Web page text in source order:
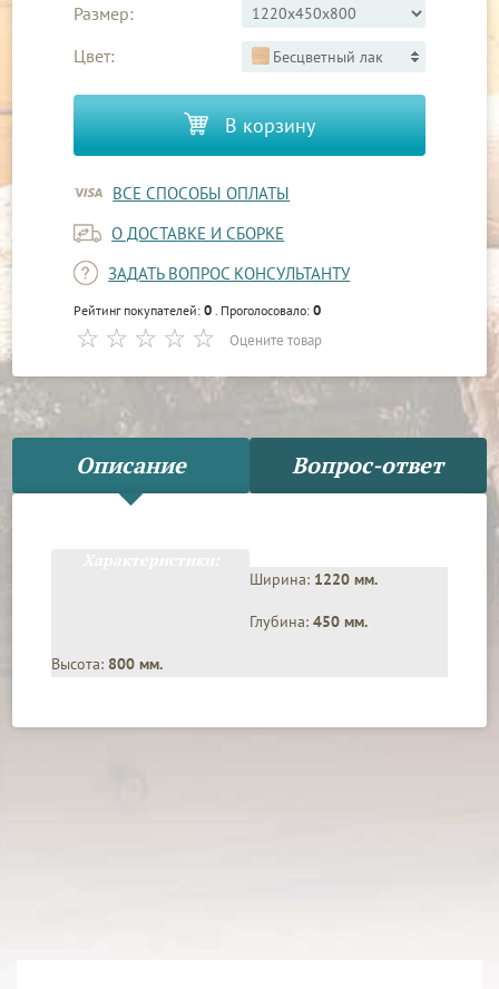
Размер:
Цвет:
Бесцветный лак
В корзину
ВСЕ СПОСОБЫ ОПЛАТЫ
О ДОСТАВКЕ И СБОРКЕ
ЗАДАТЬ ВОПРОС КОНСУЛЬТАНТУ
Рейтинг покупателей:0 . Проголосовало:0
Оцените товар
Описание Вопрос-ответ
Ширина: 1220 мм.
Глубина: 450 мм.
Высота: 800 мм.